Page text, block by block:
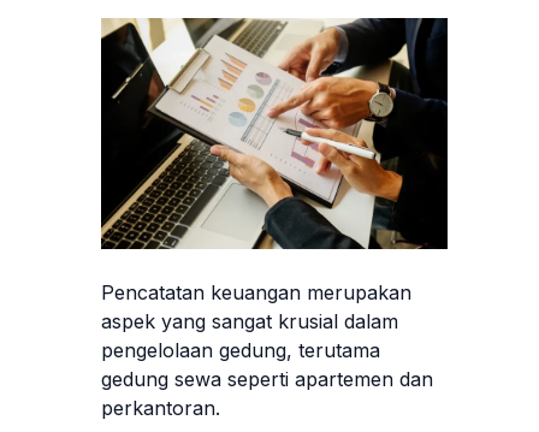
Pencatatan keuangan merupakan
aspek yang sangat krusial dalam
pengelolaan gedung, terutama
gedung sewa seperti apartemen dan
perkantoran.